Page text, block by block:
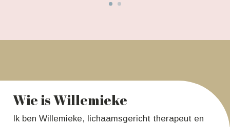
Wie is Willemieke
Ik ben Willemieke, lichaamsgericht therapeut en